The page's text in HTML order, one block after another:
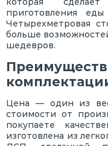
приготовления
Четырехметровая
больше
шедевров.
Цена — один из
стоимости от
покупаете
изготовлена из